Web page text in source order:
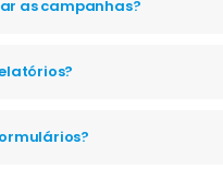
as campanhas?